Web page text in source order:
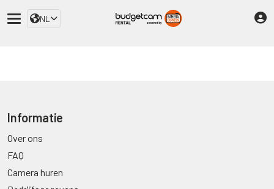
NL
Informatie
Over ons
FAQ
Camera huren